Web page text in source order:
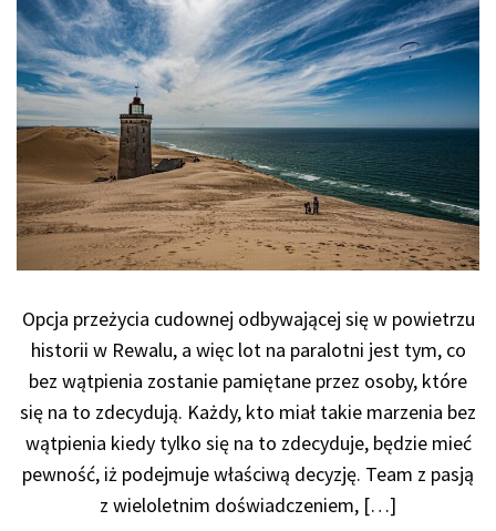
Opcja przeżycia cudownej odbywającej się w powietrzu
historii w Rewalu, a więc lot na paralotni jest tym, co
bez wątpienia zostanie pamiętane przez osoby, które
się na to zdecydują. Każdy, kto miał takie marzenia bez
wątpienia kiedy tylko się na to zdecyduje, będzie mieć
pewność, iż podejmuje właściwą decyzję. Team z pasją
z wieloletnim doświadczeniem, […]